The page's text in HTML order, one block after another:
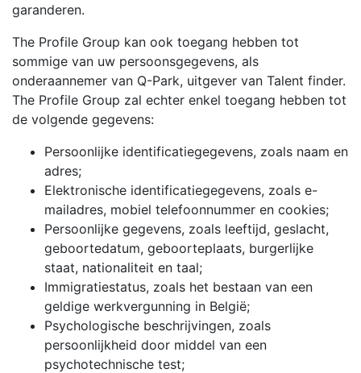
garanderen.
The Profile Group kan ook toegang hebben tot
sommige van uw persoonsgegevens, als
onderaannemer van Q-Park, uitgever van Talent finder.
The Profile Group zal echter enkel toegang hebben tot
de volgende gegevens:
Persoonlijke identificatiegegevens, zoals naam en
adres;
Elektronische identificatiegegevens, zoals e-
mailadres, mobiel telefoonnummer en cookies;
Persoonlijke gegevens, zoals leeftijd, geslacht,
geboortedatum, geboorteplaats, burgerlijke
staat, nationaliteit en taal;
Immigratiestatus, zoals het bestaan van een
geldige werkvergunning in België;
Psychologische beschrijvingen, zoals
persoonlijkheid door middel van een
psychotechnische test;